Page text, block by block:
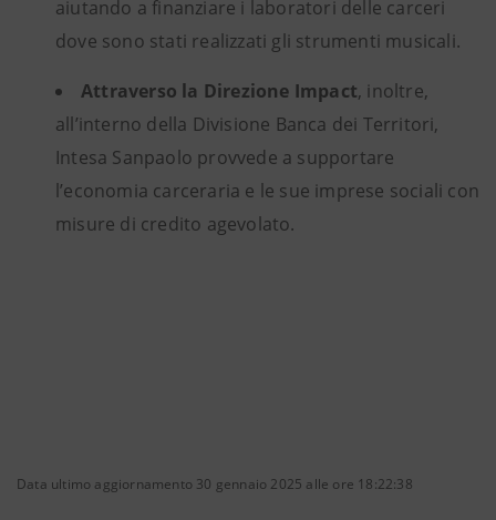
aiutando a finanziare i laboratori delle carceri
dove sono stati realizzati gli strumenti musicali.
Attraverso la Direzione Impact, inoltre,
all’interno della Divisione Banca dei Territori,
Intesa Sanpaolo provvede a supportare
l’economia carceraria e le sue imprese sociali con
misure di credito agevolato.
Data ultimo aggiornamento 30 gennaio 2025 alle ore 18:22:38